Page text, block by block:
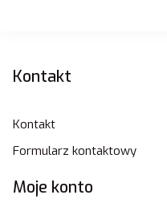
Linki w stopce
Kontakt
Kontakt
Formularz kontaktowy
Moje konto